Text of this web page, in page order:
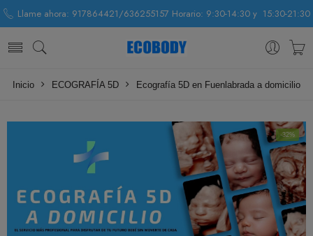
Llame ahora: 917864421/636255157 Horario: 9:30-14:30 y 15:30-21:30
Inicio ECOGRAFÍA 5D Ecografía 5D en Fuenlabrada a domicilio
-32%